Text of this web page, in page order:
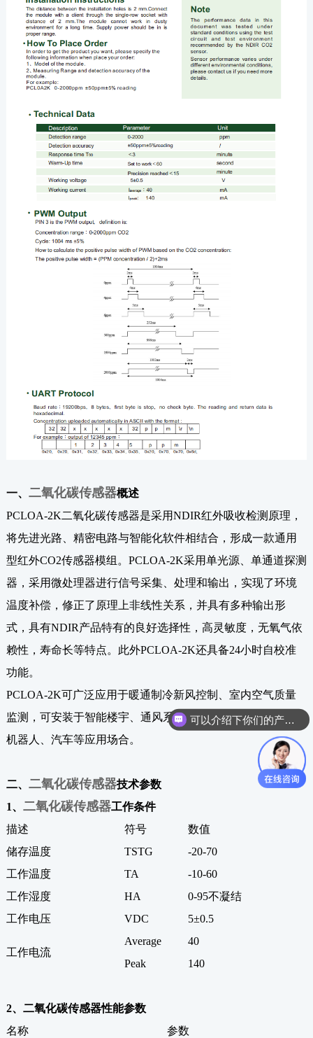
一、 二氧化碳传感器概述
PCLOA-2K二氧化碳传感器是采用NDIR红外吸收检测原理，
将先进光路、精密电路与智能化软件相结合，形成一款通用
型红外CO2传感器模组。PCLOA-2K采用单光源、单通道探测
器，采用微处理器进行信号采集、处理和输出，实现了环境
温度补偿，修正了原理上非线性关系，并具有多种输出形
式，具有NDIR产品特有的良好选择性，高灵敏度，无氧气依
赖性，寿命长等特点。此外PCLOA-2K还具备24小时自校准
功能。
PCLOA-2K可广泛应用于暖通制冷新风控制、室内空气质量
监测，可安装于智能楼宇、通风系统、控制器、壁挂使用、
机器人、汽车等应用场合。
二、 二氧化碳传感器技术参数
1、 二氧化碳传感器工作条件
描述
符号 数值
储存温度
TSTG -20-70
工作温度
TA -10-60
工作湿度
HA 0-95不凝结
工作电压
VDC 5±0.5
工作电流
Average 40
Peak
140
2、二氧化碳传感器性能参数
名称
参数
可以介绍下你们的产品么？